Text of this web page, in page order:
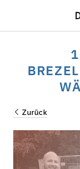
Zurück